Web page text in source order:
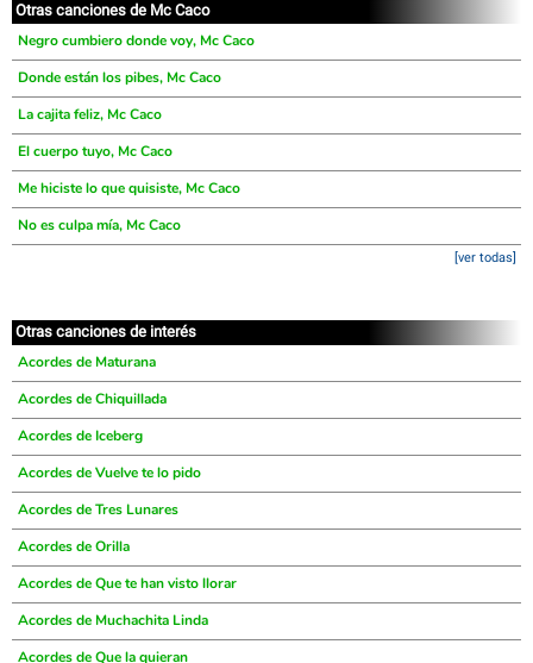
Otras canciones de Mc Caco
Negro cumbiero donde voy, Mc Caco
Donde están los pibes, Mc Caco
La cajita feliz, Mc Caco
El cuerpo tuyo, Mc Caco
Me hiciste lo que quisiste, Mc Caco
No es culpa mía, Mc Caco
[ver todas]
Otras canciones de interés
Acordes de Maturana
Acordes de Chiquillada
Acordes de Iceberg
Acordes de Vuelve te lo pido
Acordes de Tres Lunares
Acordes de Orilla
Acordes de Que te han visto llorar
Acordes de Muchachita Linda
Acordes de Que la quieran